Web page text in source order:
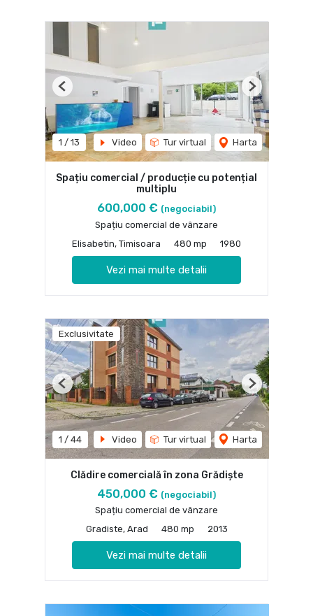
1 / 13 Video Tur virtual Harta
Previous Next
Spațiu comercial / producție cu potențial
multiplu
600,000 € (negociabil)
Spațiu comercial de vânzare
Elisabetin, Timisoara
480 mp 1980
Vezi mai multe detalii
Exclusivitate
1 / 44 Video Tur virtual Harta
Previous Next
Clădire comercială în zona Grădiște
450,000 € (negociabil)
Spațiu comercial de vânzare
Gradiste, Arad
480 mp 2013
Vezi mai multe detalii